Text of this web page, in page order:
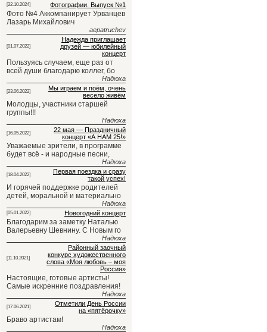
[22.10.2024] Фотографии. Выпуск №1
Фото №4 Аккомпанирует Урванцев
Лазарь Михайлович
aepatruchev
[01.07.2022]
Надежда приглашает
друзей — юбилейный
концерт
Пользуясь случаем, еще раз от
всей души благодарю коллег, бо
Надюха
[23.06.2022]
Мы играем и поём, очень
весело живём
Молодцы, участники старшей
группы!!!
Надюха
[16.05.2022]
22 мая — Праздничный
концерт «А НАМ 25!»
Уважаемые зрители, в программе
будет всё - и народные песни,
Надюха
[18.04.2022]
Первая поездка и сразу
такой успех!
И горячей поддержке родителей
детей, моральной и материально
Надюха
[05.01.2022] Новогодний концерт
Благодарим за заметку Наталью
Валерьевну Шевнину. С Новым го
Надюха
[11.10.2021]
Районный заочный
конкурс художественного
слова «Моя любовь – моя
Россия»
Настоящие, готовые артисты!
Самые искренние поздравления!
Надюха
[17.06.2021]
Отметили День России
на «пятёрочку»
Браво артистам!
Надюха